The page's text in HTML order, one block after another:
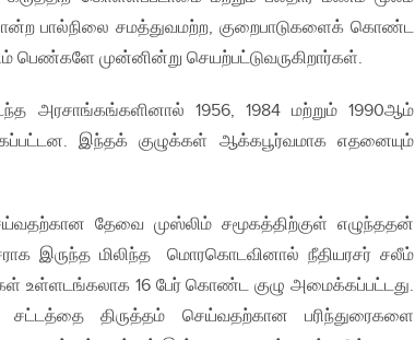
பால்நிலை சமத்துவமற்ற, குறைபாடுகளைக் கொண்ட
பெண்களே முன்னின்று செயற்பட்டுவருகிறார்கள்.
அரசாங்கங்களினால் 1956, 1984 மற்றும் 1990ஆம்
இந்தக் குழுக்கள் ஆக்கபூர்வமாக எதனையும்
தேவை முஸ்லிம் சமூகத்திற்குள் எழுந்ததன்
இருந்த மிலிந்த மொரகொடவினால் நீதியரசர் சலீம்
உள்ளடங்கலாக 16 பேர் கொண்ட குழு அமைக்கப்பட்டது.
சட்டத்தை திருத்தம் செய்வதற்கான பரிந்துரைகளை